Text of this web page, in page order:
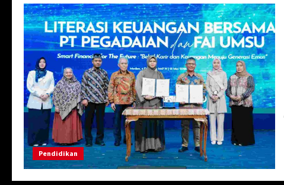
Pendidikan